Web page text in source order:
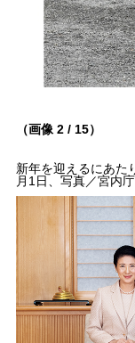
（画像 2 / 15）
新年を迎えるにあた
月1日、写真／宮内庁